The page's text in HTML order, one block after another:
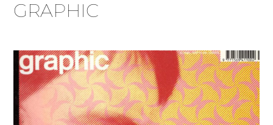
GRAPHIC